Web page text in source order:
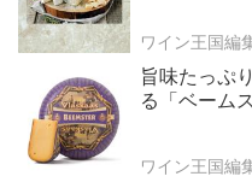
ワイン王国編
旨味たっぷ
る「ベーム
ワイン王国編